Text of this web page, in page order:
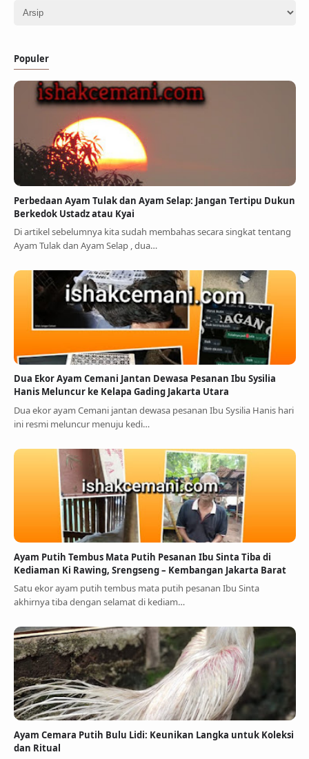
Populer
Perbedaan Ayam Tulak dan Ayam Selap: Jangan Tertipu Dukun
Berkedok Ustadz atau Kyai
Di artikel sebelumnya kita sudah membahas secara singkat tentang
Ayam Tulak dan Ayam Selap , dua…
Dua Ekor Ayam Cemani Jantan Dewasa Pesanan Ibu Sysilia
Hanis Meluncur ke Kelapa Gading Jakarta Utara
Dua ekor ayam Cemani jantan dewasa pesanan Ibu Sysilia Hanis hari
ini resmi meluncur menuju kedi…
Ayam Putih Tembus Mata Putih Pesanan Ibu Sinta Tiba di
Kediaman Ki Rawing, Srengseng – Kembangan Jakarta Barat
Satu ekor ayam putih tembus mata putih pesanan Ibu Sinta
akhirnya tiba dengan selamat di kediam…
Ayam Cemara Putih Bulu Lidi: Keunikan Langka untuk Koleksi
dan Ritual